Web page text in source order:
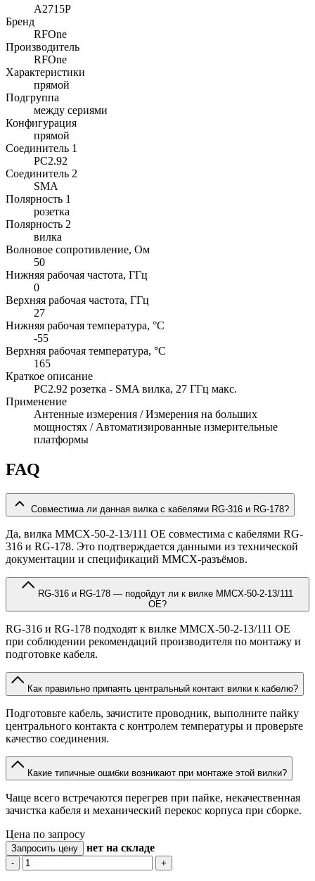
A2715P
Бренд
RFOne
Производитель
RFOne
Характеристики
прямой
Подгруппа
между сериями
Конфигурация
прямой
Соединитель 1
PC2.92
Соединитель 2
SMA
Полярность 1
розетка
Полярность 2
вилка
Волновое сопротивление, Ом
50
Нижняя рабочая частота, ГГц
0
Верхняя рабочая частота, ГГц
27
Нижняя рабочая температура, °C
-55
Верхняя рабочая температура, °C
165
Краткое описание
PC2.92 розетка - SMA вилка, 27 ГГц макс.
Применение
Антенные измерения / Измерения на больших
мощностях / Автоматизированные измерительные
платформы
FAQ
Совместима ли данная вилка с кабелями RG-316 и RG-178?
Да, вилка MMCX-50-2-13/111 OE совместима с кабелями RG-
316 и RG-178. Это подтверждается данными из технической
документации и спецификаций MMCX-разъёмов.
OE?
RG-316 и RG-178 подходят к вилке MMCX-50-2-13/111 OE
при соблюдении рекомендаций производителя по монтажу и
подготовке кабеля.
Как правильно припаять центральный контакт вилки к кабелю?
Подготовьте кабель, зачистите проводник, выполните пайку
центрального контакта с контролем температуры и проверьте
качество соединения.
Какие типичные ошибки возникают при монтаже этой вилки?
Чаще всего встречаются перегрев при пайке, некачественная
зачистка кабеля и механический перекос корпуса при сборке.
Цена по запросу
Запросить цену нет на складе
- +